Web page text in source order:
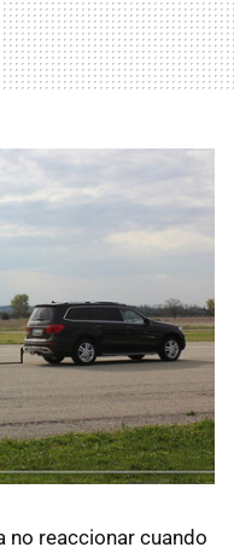
no reaccionar cuando